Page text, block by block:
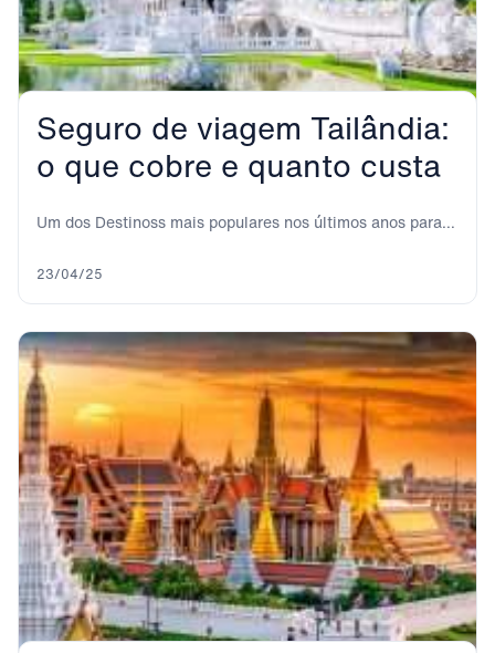
Seguro de viagem Tailândia:
o que cobre e quanto custa
Um dos Destinoss mais populares nos últimos anos para
23/04/25